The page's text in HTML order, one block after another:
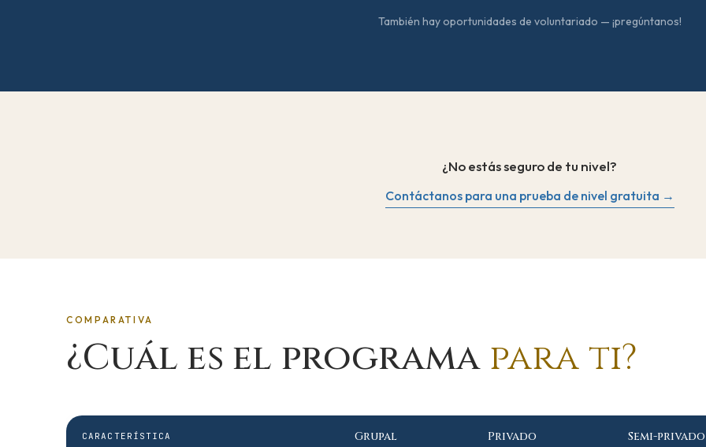
También hay oportunidades de voluntariado — ¡pregúntanos!
¿No estás seguro de tu nivel?
Contáctanos para una prueba de nivel gratuita →
COMPARATIVA
¿Cuál es el programa para ti?
CARACTERÍSTICA Grupal Privado Semi-privado